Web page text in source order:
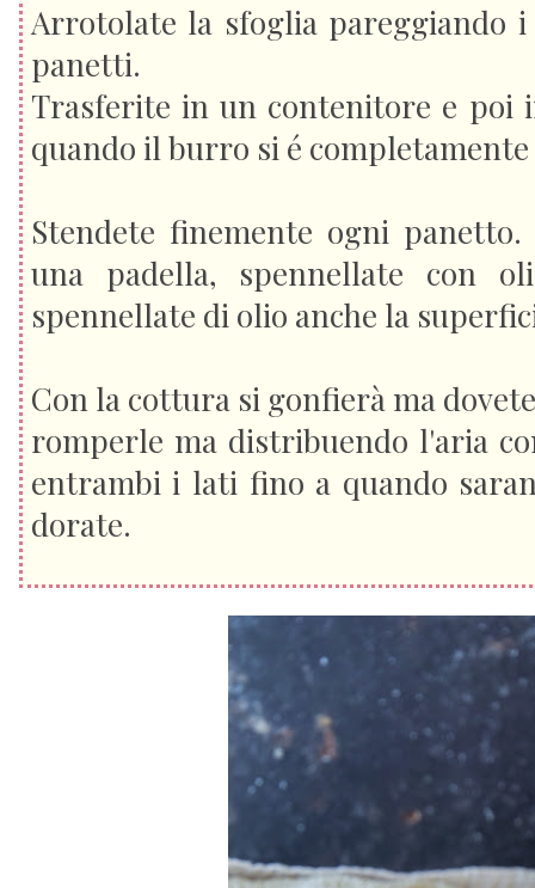
Arrotolate la sfoglia pareggiando
panetti.
Trasferite in un contenitore e poi
quando il burro si é
Stendete finemente ogni
una padella, spennellate con
spennellate di olio anche la
Con la cottura si gonfierà ma
romperle ma distribuendo l'aria
entrambi i lati fino a quando
dorate.